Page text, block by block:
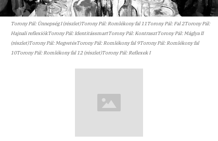
Torony Pál: Ünnepség I (részlet)Torony Pál: Romlékony fal 11Torony Pál: Fal 2Torony Pál:
Hajnali reflexiókTorony Pál: IdentitássmartTorony Pál: KontrasztTorony Pál: Máglya II
(részlet)Torony Pál: MegvetésTorony Pál: Romlékony fal 9Torony Pál: Romlékony fal
10Torony Pál: Romlékony fal 12 (részlet)Torony Pál: Reflexek I